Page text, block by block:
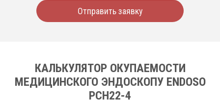
Отправить заявку
КАЛЬКУЛЯТОР ОКУПАЕМОСТИ
МЕДИЦИНСКОГО ЭНДОСКОПУ ENDOSO
PCH22-4